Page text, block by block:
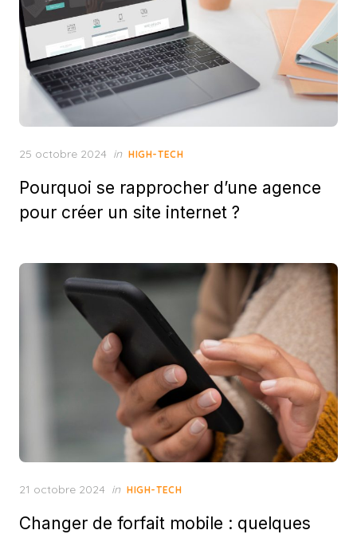
Posted
25 octobre 2024 in HIGH-TECH
Pourquoi se rapprocher d’une agence
pour créer un site internet ?
Posted
21 octobre 2024 in HIGH-TECH
Changer de forfait mobile : quelques